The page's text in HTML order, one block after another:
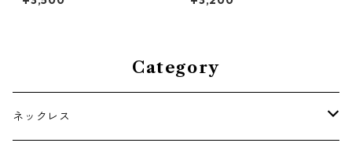
ブライダルアクセサリー
ブライダルアクセサリー
Category
ネックレス